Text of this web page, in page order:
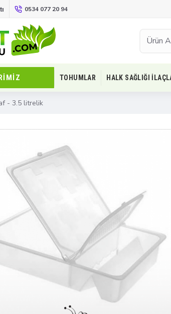
0534 077 20 94
TOHUMLAR HALK SAĞLIĞI
- 3.5 litrelik